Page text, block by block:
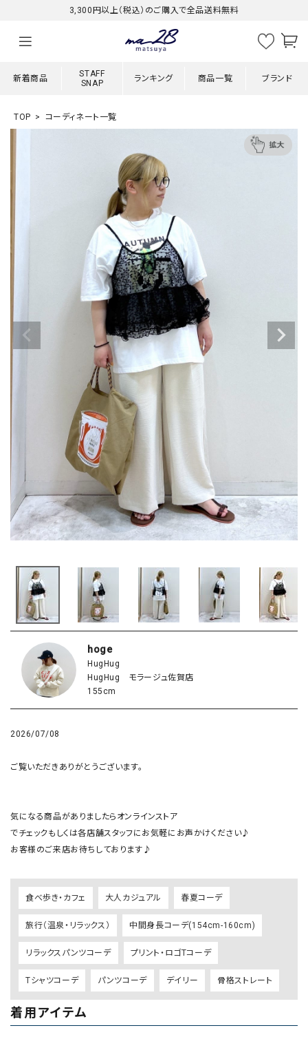
3,300円以上（税込）のご購入で全品送料無料
新着商品
STAFF
SNAP
ランキング 商品一覧 ブランド
TOP コーディネート一覧
hoge
HugHug
HugHug モラージュ佐賀店
155cm
2026/07/08
ご覧いただきありがとうございます。
気になる商品がありましたらオンラインストア
でチェックもしくは各店舗スタッフにお気軽にお声かけください♪
食べ歩き・カフェ 大人カジュアル 春夏コーデ
旅行（温泉・リラックス） 中間身長コーデ(154cm-160cm)
リラックスパンツコーデ プリント・ロゴTコーデ
Tシャツコーデ パンツコーデ デイリー 骨格ストレート
着用アイテム